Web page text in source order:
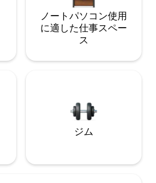
ノートパソコン使用
に適した仕事スペー
ス
ジム